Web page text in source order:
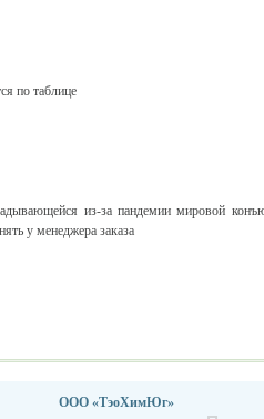
по таблице
из-за пандемии мировой
у менеджера заказа
ООО «ТэоХимЮг»